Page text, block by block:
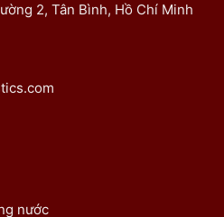
2, Tân Bình, Hồ Chí Minh
nước